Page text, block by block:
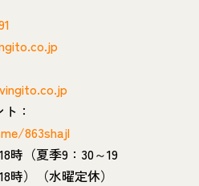
：
863shajl
時（夏季9：30～19
時）（水曜定休）